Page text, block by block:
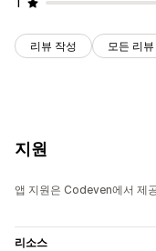
리뷰 작성 모든 리뷰
지원
앱 지원은 Codeven에서 제
리소스